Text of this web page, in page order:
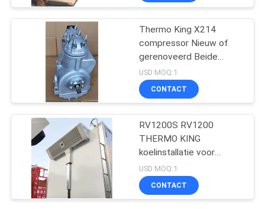
NIEUWS
GEVALLEN
SITEMAP
PRIVACYBELEID
thermokoningsdelen
104
Thermo King X214
compressor Nieuw of
gerenoveerd Beide
beschikbaar LSI2 LSI3
LSI4
USD MOQ:1
CONTACT
RV1200S RV1200
THERMO KING
koelinstallatie voor
koeltruck koelsysteem
USD MOQ:1
CONTACT